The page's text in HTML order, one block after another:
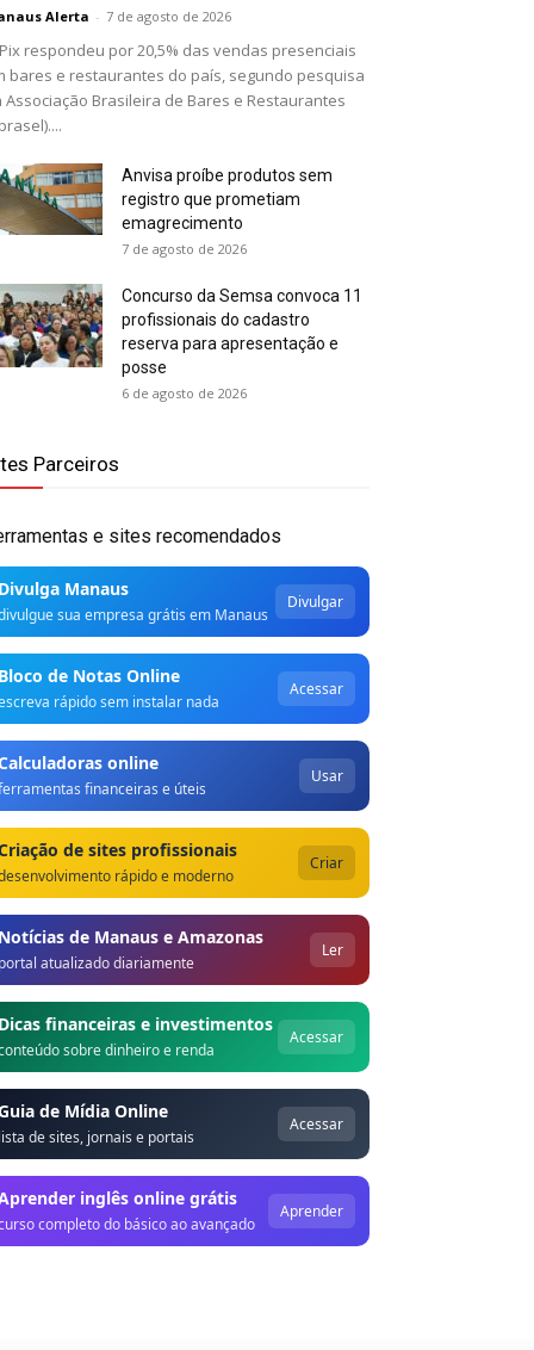
Alerta - 7 de agosto de 2026
respondeu por 20,5% das vendas presenciais
bares e restaurantes do país, segundo pesquisa
Associação Brasileira de Bares e Restaurantes
Anvisa proíbe produtos sem
registro que prometiam
emagrecimento
7 de agosto de 2026
Concurso da Semsa convoca 11
profissionais do cadastro
reserva para apresentação e
posse
6 de agosto de 2026
Parceiros
e sites recomendados
Manaus
sua empresa grátis em Manaus
Divulgar
de Notas Online
rápido sem instalar nada
Acessar
online
financeiras e úteis
Usar
de sites profissionais
rápido e moderno
Criar
de Manaus e Amazonas
atualizado diariamente
Ler
financeiras e investimentos
sobre dinheiro e renda
Acessar
de Mídia Online
de sites, jornais e portais
Acessar
inglês online grátis
completo do básico ao avançado
Aprender